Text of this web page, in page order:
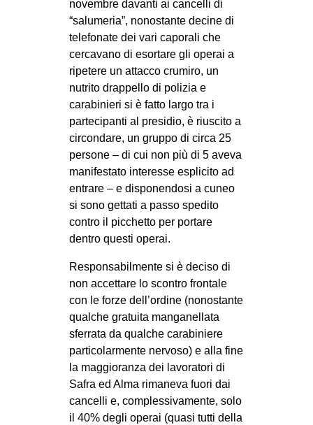
novembre davanti ai cancelli di
“salumeria”, nonostante decine di
telefonate dei vari caporali che
cercavano di esortare gli operai a
ripetere un attacco crumiro, un
nutrito drappello di polizia e
carabinieri si è fatto largo tra i
partecipanti al presidio, è riuscito a
circondare, un gruppo di circa 25
persone – di cui non più di 5 aveva
manifestato interesse esplicito ad
entrare – e disponendosi a cuneo
si sono gettati a passo spedito
contro il picchetto per portare
dentro questi operai.
Responsabilmente si è deciso di
non accettare lo scontro frontale
con le forze dell’ordine (nonostante
qualche gratuita manganellata
sferrata da qualche carabiniere
particolarmente nervoso) e alla fine
la maggioranza dei lavoratori di
Safra ed Alma rimaneva fuori dai
cancelli e, complessivamente, solo
il 40% degli operai (quasi tutti della